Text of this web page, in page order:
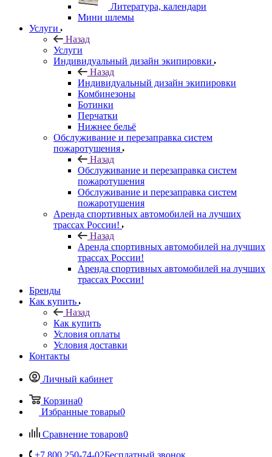
Литература, календари
Мини шлемы
Услуги
Назад
Услуги
Индивидуальный дизайн экипировки
Назад
Индивидуальный дизайн экипировки
Комбинезоны
Ботинки
Перчатки
Нижнее бельё
Обслуживание и перезаправка систем
пожаротушения
Назад
Обслуживание и перезаправка систем
пожаротушения
Обслуживание и перезаправка систем
пожаротушения
Аренда спортивных автомобилей на лучших
трассах России!
Назад
Аренда спортивных автомобилей на лучших
трассах России!
Аренда спортивных автомобилей на лучших
трассах России!
Бренды
Как купить
Назад
Как купить
Условия оплаты
Условия доставки
Контакты
Личный кабинет
Корзина0
Избранные товары0
Сравнение товаров0
+7 800 250-74-02Бесплатный звонок